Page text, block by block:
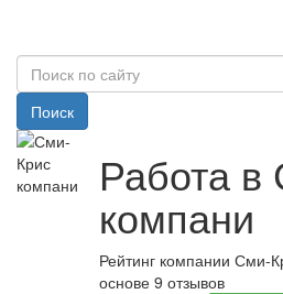
Поиск
Работа
компани
Рейтинг компании Сми-
основе 9 отзывов